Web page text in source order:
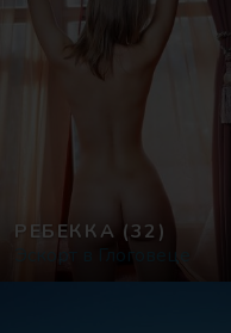
РЕБЕККА (32)
Эскорт в Глоговеце